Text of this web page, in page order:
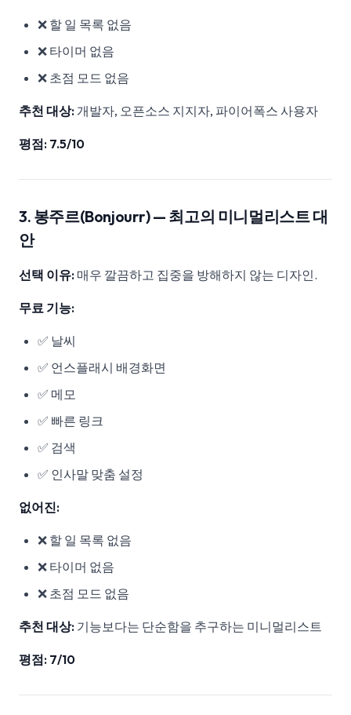
❌ 할 일 목록 없음
❌ 타이머 없음
❌ 초점 모드 없음
추천 대상: 개발자, 오픈소스 지지자, 파이어폭스 사용자
평점: 7.5/10
3. 봉주르(Bonjourr) — 최고의 미니멀리스트 대
안
선택 이유: 매우 깔끔하고 집중을 방해하지 않는 디자인.
무료 기능:
✅ 날씨
✅ 언스플래시 배경화면
✅ 메모
✅ 빠른 링크
✅ 검색
✅ 인사말 맞춤 설정
없어진:
❌ 할 일 목록 없음
❌ 타이머 없음
❌ 초점 모드 없음
추천 대상: 기능보다는 단순함을 추구하는 미니멀리스트
평점: 7/10